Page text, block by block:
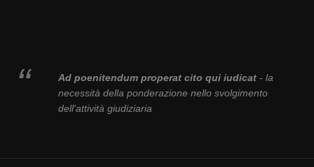
Ad poenitendum properat cito qui iudicat- la
necessità della ponderazione nello svolgimento
dell'attività giudiziaria